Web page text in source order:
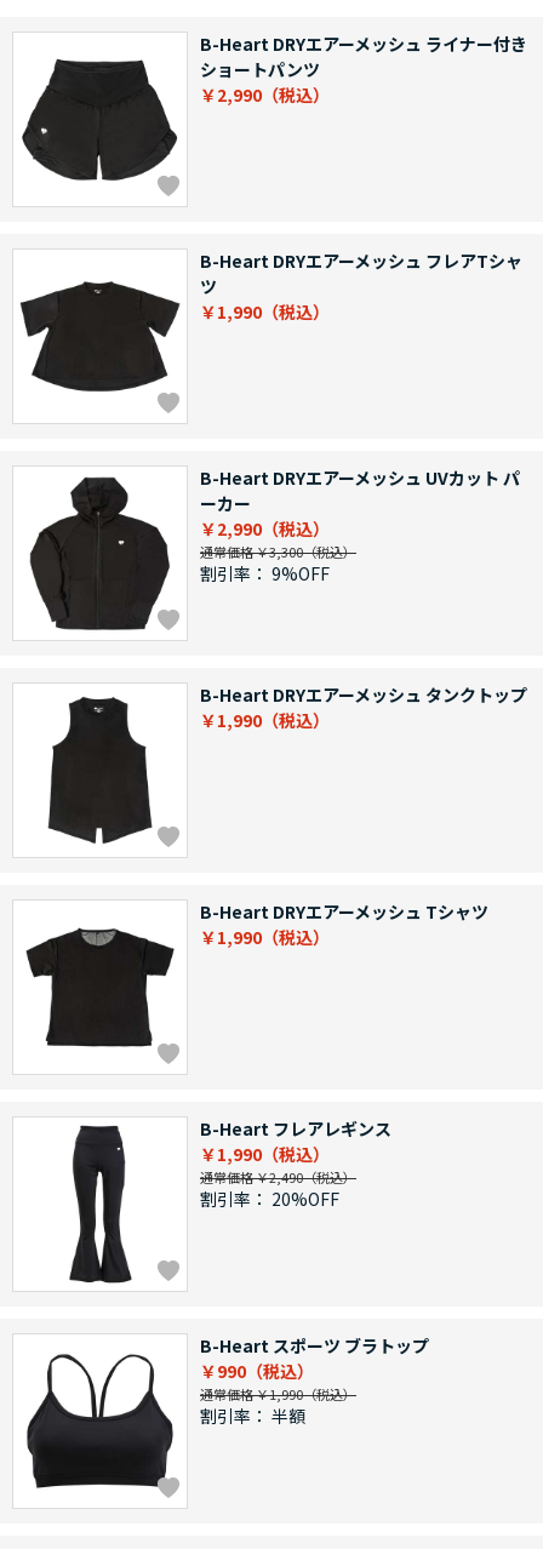
B-Heart DRYエアーメッシュ ライナー付き
ショートパンツ
￥2,990
B-Heart DRYエアーメッシュ フレアTシャ
ツ
￥1,990
B-Heart DRYエアーメッシュ UVカット パ
ーカー
￥2,990
通常価格 ￥3,300
割引率： 9%OFF
B-Heart DRYエアーメッシュ タンクトップ
￥1,990
B-Heart DRYエアーメッシュ Tシャツ
￥1,990
B-Heart フレアレギンス
￥1,990
通常価格 ￥2,490
割引率： 20%OFF
B-Heart スポーツ ブラトップ
￥990
通常価格 ￥1,990
割引率： 半額